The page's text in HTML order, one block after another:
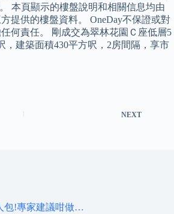
本頁顯示的樓盤說明和相關信息均由
提供的樓盤資料。 OneDay不保證或對
何責任。 剛成交為翠林花園Ｃ座低層5
，建築面積430平方呎，2房間隔，享市
NEXT
包!專家建議咁做…